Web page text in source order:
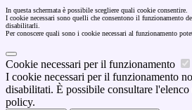
In questa schermata è possibile scegliere quali cookie consentire.
I cookie necessari sono quelli che consentono il funzionamento
disabilitarli.
Per conoscere quali sono i cookie necessari al funzionamento
Cookie necessari per il funzionamento
I cookie necessari per il funzionamento
disabilitati. È possibile consultare
policy.